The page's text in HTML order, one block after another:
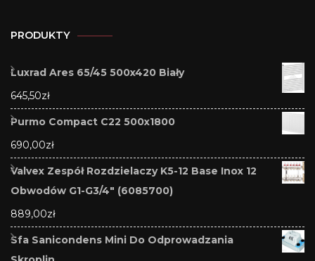
PRODUKTY
Luxrad Ares 65/45 500x420 Biały
645,50zł
Purmo Compact C22 500x1800
690,00zł
Valvex Zespół Rozdzielaczy K5-12 Base Inox 12
Obwodów G1-G3/4" (6085700)
889,00zł
Sfa Sanicondens Mini Do Odprowadzania